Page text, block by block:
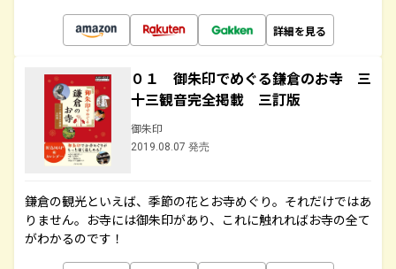
詳細を見る
０１ 御朱印でめぐる鎌倉のお寺 三
十三観音完全掲載 三訂版
御朱印
2019.08.07 発売
鎌倉の観光といえば、季節の花とお寺めぐり。それだけではあ
りません。お寺には御朱印があり、これに触れればお寺の全て
がわかるのです！